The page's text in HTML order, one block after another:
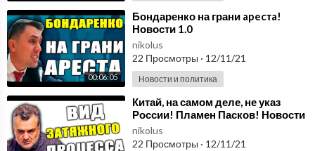
00:06:05
⁣Бондаренко на грани apecтa!
Новости 1.0
nikolus
22 Просмотры · 12/11/21
Новости и политика
⁣Китай, на самом деле, не указ
России! Пламен Пасков! Новости
1.0
nikolus
22 Просмотры · 12/11/21